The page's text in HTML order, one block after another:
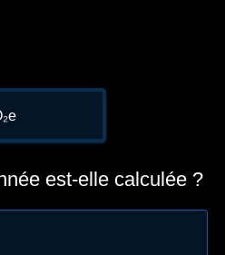
est-elle calculée ?